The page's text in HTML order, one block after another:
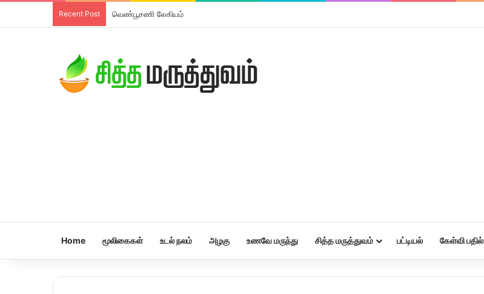
Recent Post வெண்பூசணி லேகியம்
Home மூலிகைகள் உடல் நலம் அழகு உணவே மருந்து சித்த மருத்துவம் பட்டியல் கேள்வி பதில்